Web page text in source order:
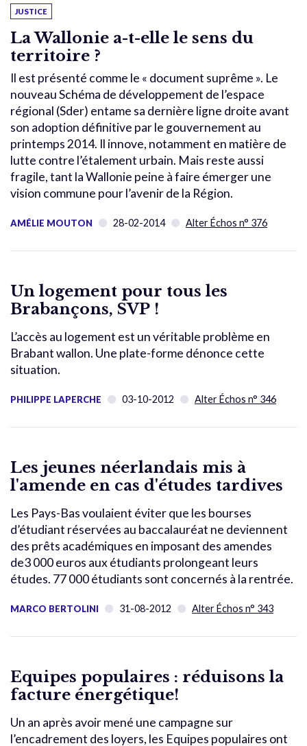
JUSTICE
La Wallonie a-t-elle le sens du
territoire ?
Il est présenté comme le « document suprême ». Le
nouveau Schéma de développement de l’espace
régional (Sder) entame sa dernière ligne droite avant
son adoption définitive par le gouvernement au
printemps 2014. Il innove, notamment en matière de
lutte contre l’étalement urbain. Mais reste aussi
fragile, tant la Wallonie peine à faire émerger une
vision commune pour l’avenir de la Région.
AMÉLIE MOUTON 28-02-2014 Alter Échos n° 376
Un logement pour tous les
Brabançons, SVP !
L’accès au logement est un véritable problème en
Brabant wallon. Une plate-forme dénonce cette
situation.
PHILIPPE LAPERCHE 03-10-2012 Alter Échos n° 346
Les jeunes néerlandais mis à
l'amende en cas d'études tardives
Les Pays-Bas voulaient éviter que les bourses
d’étudiant réservées au baccalauréat ne deviennent
des prêts académiques en imposant des amendes
de3 000 euros aux étudiants prolongeant leurs
études. 77 000 étudiants sont concernés à la rentrée.
MARCO BERTOLINI 31-08-2012 Alter Échos n° 343
Equipes populaires : réduisons la
facture énergétique!
Un an après avoir mené une campagne sur
l’encadrement des loyers, les Equipes populaires ont